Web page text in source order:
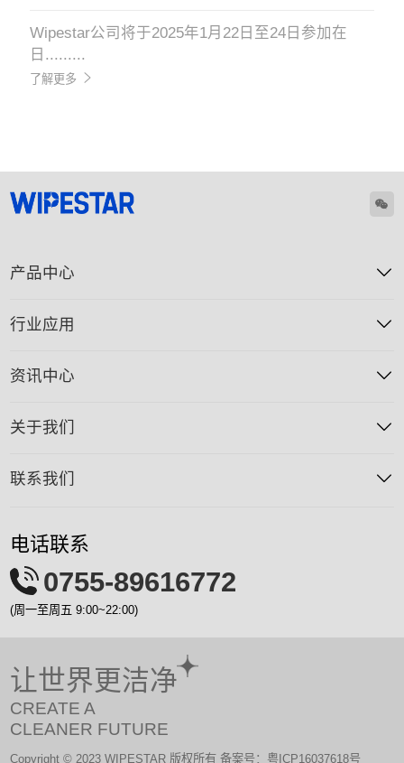
Wipestar公司将于2025年1月22日至24日参加在
日.........
了解更多
产品中心
行业应用
资讯中心
关于我们
联系我们
电话联系
0755-89616772
(周一至周五 9:00~22:00)
让世界更洁净
CREATE A
CLEANER FUTURE
Copyright ©️ 2023 WIPESTAR 版权所有 备案号：粤ICP16037618号